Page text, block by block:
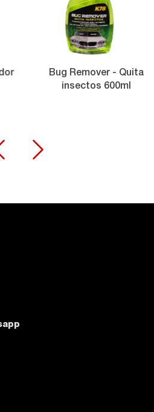
Bug Remover - Quita
insectos 600ml